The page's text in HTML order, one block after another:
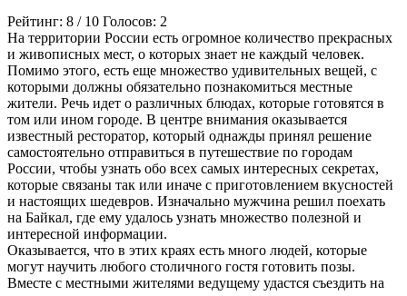
Рейтинг: 8 / 10 Голосов: 2
На территории России есть огромное количество прекрасных
и живописных мест, о которых знает не каждый человек.
Помимо этого, есть еще множество удивительных вещей, с
которыми должны обязательно познакомиться местные
жители. Речь идет о различных блюдах, которые готовятся в
том или ином городе. В центре внимания оказывается
известный ресторатор, который однажды принял решение
самостоятельно отправиться в путешествие по городам
России, чтобы узнать обо всех самых интересных секретах,
которые связаны так или иначе с приготовлением вкусностей
и настоящих шедевров. Изначально мужчина решил поехать
на Байкал, где ему удалось узнать множество полезной и
интересной информации.
Оказывается, что в этих краях есть много людей, которые
могут научить любого столичного гостя готовить позы.
Вместе с местными жителями ведущему удастся съездить на